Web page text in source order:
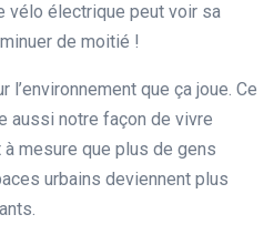
vélo électrique peut voir sa
de moitié !
l’environnement que ça joue. Ce
aussi notre façon de vivre
mesure que plus de gens
urbains deviennent plus